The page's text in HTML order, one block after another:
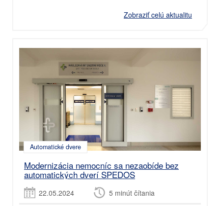
Zobraziť celú aktualitu
Automatické dvere
Modernizácia nemocníc sa nezaobíde bez
automatických dverí SPEDOS
22.05.2024 5 minút čítania